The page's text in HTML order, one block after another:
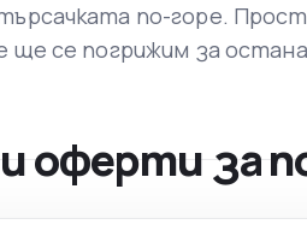
по-горе.
ще се погрижим за
оферти за